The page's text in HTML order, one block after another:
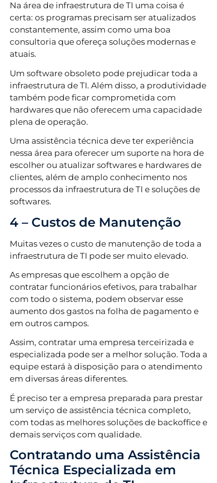
Na área de infraestrutura de TI uma coisa é
certa: os programas precisam ser atualizados
constantemente, assim como uma boa
consultoria que ofereça soluções modernas e
atuais.
Um software obsoleto pode prejudicar toda a
infraestrutura de TI. Além disso, a produtividade
também pode ficar comprometida com
hardwares que não oferecem uma capacidade
plena de operação.
Uma assistência técnica deve ter experiência
nessa área para oferecer um suporte na hora de
escolher ou atualizar softwares e hardwares de
clientes, além de amplo conhecimento nos
processos da infraestrutura de TI e soluções de
softwares.
4 – Custos de Manutenção
Muitas vezes o custo de manutenção de toda a
infraestrutura de TI pode ser muito elevado.
As empresas que escolhem a opção de
contratar funcionários efetivos, para trabalhar
com todo o sistema, podem observar esse
aumento dos gastos na folha de pagamento e
em outros campos.
Assim, contratar uma empresa terceirizada e
especializada pode ser a melhor solução. Toda a
equipe estará à disposição para o atendimento
em diversas áreas diferentes.
É preciso ter a empresa preparada para prestar
um serviço de assistência técnica completo,
com todas as melhores soluções de backoffice e
demais serviços com qualidade.
Contratando uma Assistência
Técnica Especializada em